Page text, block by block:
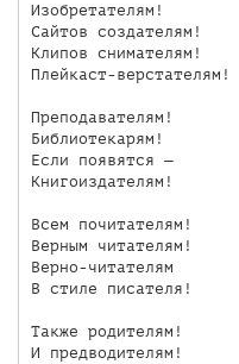
Изобретателям!
Сайтов создателям!
Клипов снимателям!
Плейкаст-верстателям!
Преподавателям!
Библиотекарям!
Если появятся —
Книгоиздателям!
Всем почитателям!
Верным читателям!
Верно-читателям
В стиле писателя!
Также родителям!
И предводителям!